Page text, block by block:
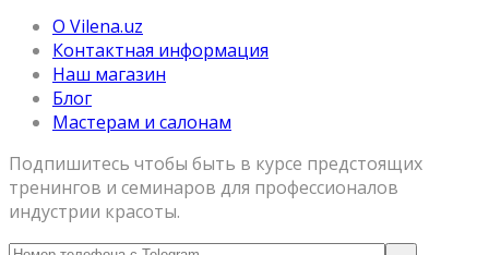
О Vilena.uz
Контактная информация
Наш магазин
Блог
Мастерам и салонам
Подпишитесь чтобы быть в курсе предстоящих
тренингов и семинаров для профессионалов
индустрии красоты.